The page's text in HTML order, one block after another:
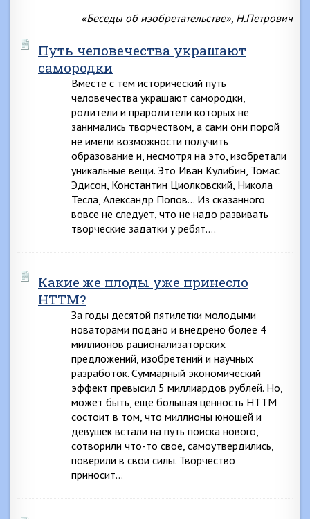
«Беседы об изобретательстве», Н.Петрович
Путь человечества украшают
самородки
Вместе с тем исторический путь
человечества украшают самородки,
родители и прародители которых не
занимались творчеством, а сами они порой
не имели возможности получить
образование и, несмотря на это, изобретали
уникальные вещи. Это Иван Кулибин, Томас
Эдисон, Константин Циолковский, Никола
Тесла, Александр Попов… Из сказанного
вовсе не следует, что не надо развивать
творческие задатки у ребят….
Какие же плоды уже принесло
НТТМ?
За годы десятой пятилетки молодыми
новаторами подано и внедрено более 4
миллионов рационализаторских
предложений, изобретений и научных
разработок. Суммарный экономический
эффект превысил 5 миллиардов рублей. Но,
может быть, еще большая ценность НТТМ
состоит в том, что миллионы юношей и
девушек встали на путь поиска нового,
сотворили что-то свое, самоутвердились,
поверили в свои силы. Творчество
приносит…